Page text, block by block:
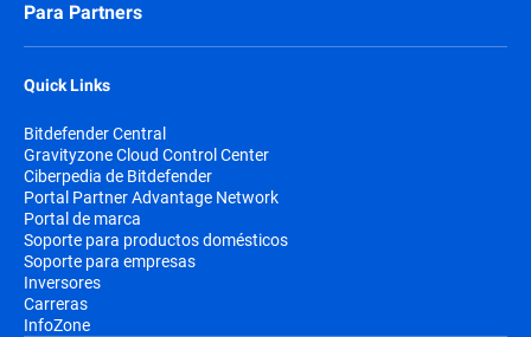
Para Partners
Quick Links
Bitdefender Central
Gravityzone Cloud Control Center
Ciberpedia de Bitdefender
Portal Partner Advantage Network
Portal de marca
Soporte para productos domésticos
Soporte para empresas
Inversores
Carreras
InfoZone